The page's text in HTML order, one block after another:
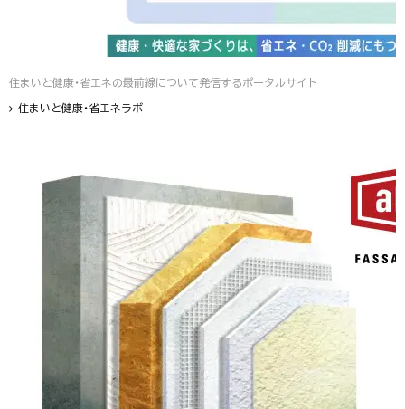
住まいと健康・省エネの最前線について発信するポータルサイト
住まいと健康・省エネラボ